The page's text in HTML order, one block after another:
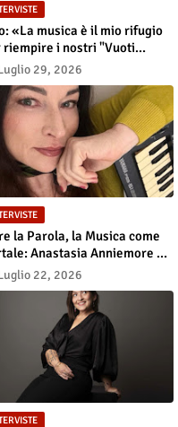
«La musica è il mio rifugio
riempire i nostri "Vuoti
29, 2026
la Parola, la Musica come
Anastasia Anniemore 24
tra Poesia,
e Nuove Visioni
22, 2026